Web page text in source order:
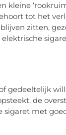
kleine
tot het
zitten,
gedeeltelijk
de
sigaret met